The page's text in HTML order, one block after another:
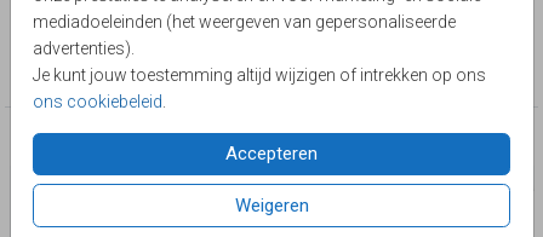
mediadoeleinden (het weergeven van gepersonaliseerde
advertenties).
Je kunt jouw toestemming altijd wijzigen of intrekken op ons
ons cookiebeleid
Accepteren
Weigeren
Lievez
Collectie
Tafelkaarten
Deze producten zijn wellicht ook iets voor je